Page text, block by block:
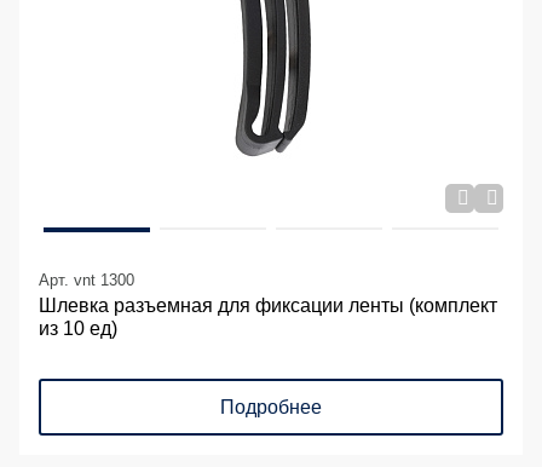
Арт. vnt 1300
Шлевка разъемная для фиксации ленты (комплект
из 10 ед)
Подробнее